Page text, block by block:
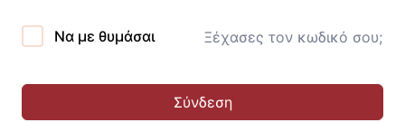
Να με θυμάσαι Ξέχασες τον κωδικό σου;
Σύνδεση